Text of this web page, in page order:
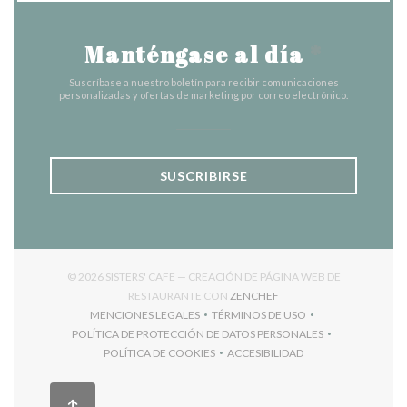
Manténgase al día
Suscríbase a nuestro boletín para recibir comunicaciones
personalizadas y ofertas de marketing por correo electrónico.
SUSCRIBIRSE
© 2026 SISTERS' CAFE — CREACIÓN DE PÁGINA WEB DE
RESTAURANTE CON ZENCHEF
MENCIONES LEGALES
((ABRE EN UNA NUEVA VENTANA))
TÉRMINOS DE USO
((ABRE EN UNA NUEVA
POLÍTICA DE PROTECCIÓN DE DATOS PERSONALES
((ABRE EN UNA NUEVA VENTANA))
POLÍTICA DE COOKIES
((ABRE EN UNA NUEVA VENTANA))
ACCESIBILIDAD
((ABRE EN UNA NUEVA